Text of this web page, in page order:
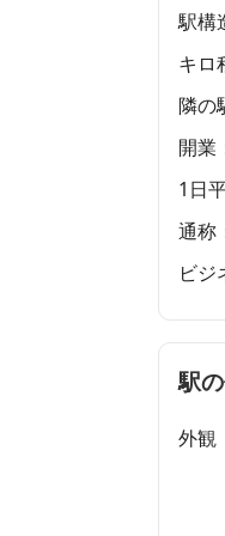
駅構
キロ
隣の
開業
1日
通称
ビジ
駅
外観